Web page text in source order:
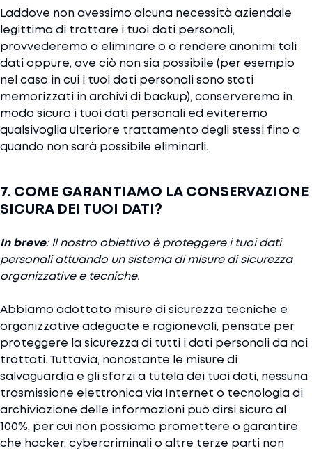
Laddove non avessimo alcuna necessità aziendale
legittima di trattare i tuoi dati personali,
provvederemo a eliminare o a rendere anonimi tali
dati oppure, ove ciò non sia possibile (per esempio
nel caso in cui i tuoi dati personali sono stati
memorizzati in archivi di backup), conserveremo in
modo sicuro i tuoi dati personali ed eviteremo
qualsivoglia ulteriore trattamento degli stessi fino a
quando non sarà possibile eliminarli.
7. COME GARANTIAMO LA CONSERVAZIONE
SICURA DEI TUOI DATI?
In breve: Il nostro obiettivo è proteggere i tuoi dati
personali attuando un sistema di misure di sicurezza
organizzative e tecniche.
Abbiamo adottato misure di sicurezza tecniche e
organizzative adeguate e ragionevoli, pensate per
proteggere la sicurezza di tutti i dati personali da noi
trattati. Tuttavia, nonostante le misure di
salvaguardia e gli sforzi a tutela dei tuoi dati, nessuna
trasmissione elettronica via Internet o tecnologia di
archiviazione delle informazioni può dirsi sicura al
100%, per cui non possiamo promettere o garantire
che hacker, cybercriminali o altre terze parti non